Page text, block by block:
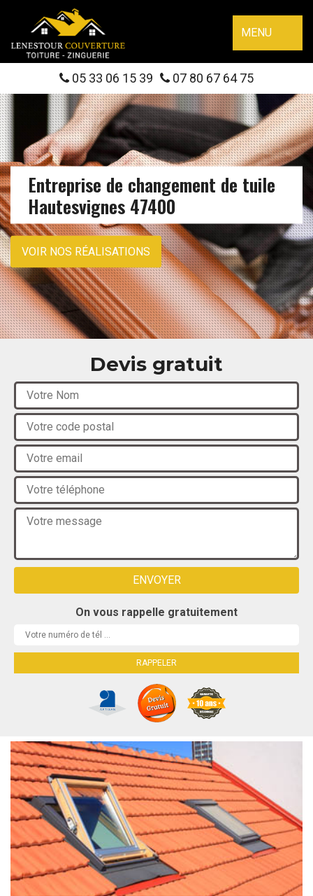
MENU
05 33 06 15 39 07 80 67 64 75
Entreprise de changement de tuile
Hautesvignes 47400
VOIR NOS RÉALISATIONS
Devis gratuit
On vous rappelle gratuitement